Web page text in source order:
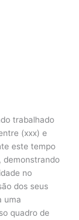
trabalhado
(xxx) e
este tempo
demonstrando
no
dos seus
uma
quadro de